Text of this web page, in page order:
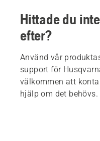
Hittade du
efter?
Använd vår
support för
välkommen att
hjälp om det behövs.